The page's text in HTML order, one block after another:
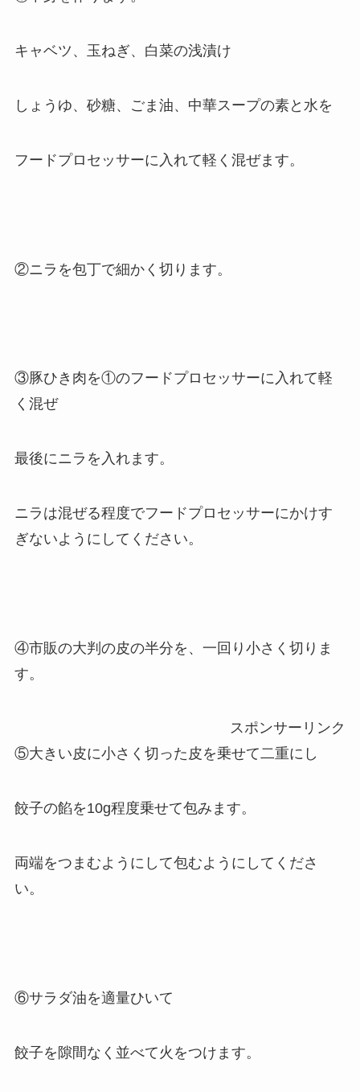
キャベツ、玉ねぎ、白菜の浅漬け
しょうゆ、砂糖、ごま油、中華スープの素と水を
フードプロセッサーに入れて軽く混ぜます。
②ニラを包丁で細かく切ります。
③豚ひき肉を①のフードプロセッサーに入れて軽
く混ぜ
最後にニラを入れます。
ニラは混ぜる程度でフードプロセッサーにかけす
ぎないようにしてください。
④市販の大判の皮の半分を、一回り小さく切りま
す。
スポンサーリンク
⑤大きい皮に小さく切った皮を乗せて二重にし
餃子の餡を10g程度乗せて包みます。
両端をつまむようにして包むようにしてくださ
い。
⑥サラダ油を適量ひいて
餃子を隙間なく並べて火をつけます。